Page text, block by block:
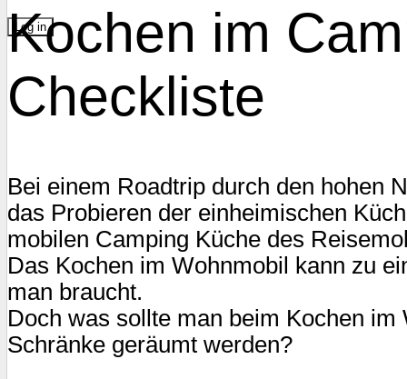
Lost Password?
Kochen im
Checkliste
Bei einem Roadtrip durch den hohen
das Probieren der einheimischen
mobilen Camping Küche des
Das Kochen im Wohnmobil kann zu
man braucht.
Doch was sollte man beim Kochen
Schränke geräumt werden?